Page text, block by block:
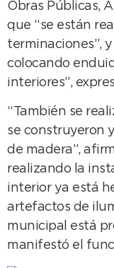
Obras Públicas,
que “se están
terminaciones”,
colocando
interiores”,
“También se
se construyeron
de madera”,
realizando la
interior ya está
artefactos de
municipal está
manifestó el